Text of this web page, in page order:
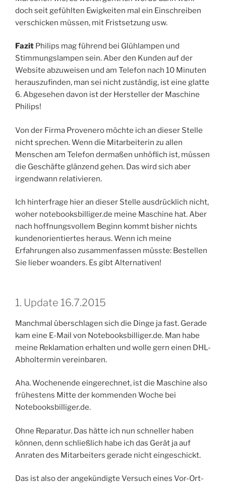
doch seit gefühlten Ewigkeiten mal ein Einschreiben
verschicken müssen, mit Fristsetzung usw.
Fazit Philips mag führend bei Glühlampen und
Stimmungslampen sein. Aber den Kunden auf der
Website abzuweisen und am Telefon nach 10 Minuten
herauszufinden, man sei nicht zuständig, ist eine glatte
6. Abgesehen davon ist der Hersteller der Maschine
Philips!
Von der Firma Provenero möchte ich an dieser Stelle
nicht sprechen. Wenn die Mitarbeiterin zu allen
Menschen am Telefon dermaßen unhöflich ist, müssen
die Geschäfte glänzend gehen. Das wird sich aber
irgendwann relativieren.
Ich hinterfrage hier an dieser Stelle ausdrücklich nicht,
woher notebooksbilliger.de meine Maschine hat. Aber
nach hoffnungsvollem Beginn kommt bisher nichts
kundenorientiertes heraus. Wenn ich meine
Erfahrungen also zusammenfassen müsste: Bestellen
Sie lieber woanders. Es gibt Alternativen!
1. Update 16.7.2015
Manchmal überschlagen sich die Dinge ja fast. Gerade
kam eine E-Mail von Notebooksbilliger.de. Man habe
meine Reklamation erhalten und wolle gern einen DHL-
Abholtermin vereinbaren.
Aha. Wochenende eingerechnet, ist die Maschine also
frühestens Mitte der kommenden Woche bei
Notebooksbilliger.de.
Ohne Reparatur. Das hätte ich nun schneller haben
können, denn schließlich habe ich das Gerät ja auf
Anraten des Mitarbeiters gerade nicht eingeschickt.
Das ist also der angekündigte Versuch eines Vor-Ort-